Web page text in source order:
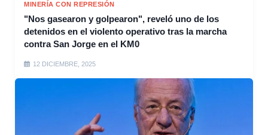
MINERÍA CON REPRESIÓN
"Nos gasearon y golpearon", reveló uno de los
detenidos en el violento operativo tras la marcha
contra San Jorge en el KM0
12 DICIEMBRE, 2025